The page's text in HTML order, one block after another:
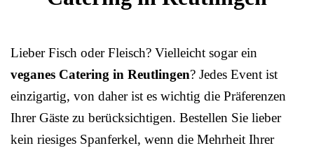
Lieber Fisch oder Fleisch? Vielleicht sogar ein
veganes Catering in Reutlingen? Jedes Event ist
einzigartig, von daher ist es wichtig die Präferenzen
Ihrer Gäste zu berücksichtigen. Bestellen Sie lieber
kein riesiges Spanferkel, wenn die Mehrheit Ihrer